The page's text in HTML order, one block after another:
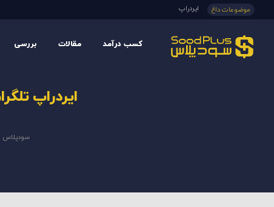
موضوعات داغ ایردراپ
کسب درآمد مقالات بررسی
ایردراپ
سودپلاس